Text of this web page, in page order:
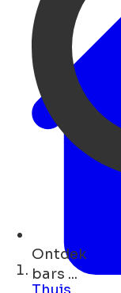
Ontdek
concerten ...